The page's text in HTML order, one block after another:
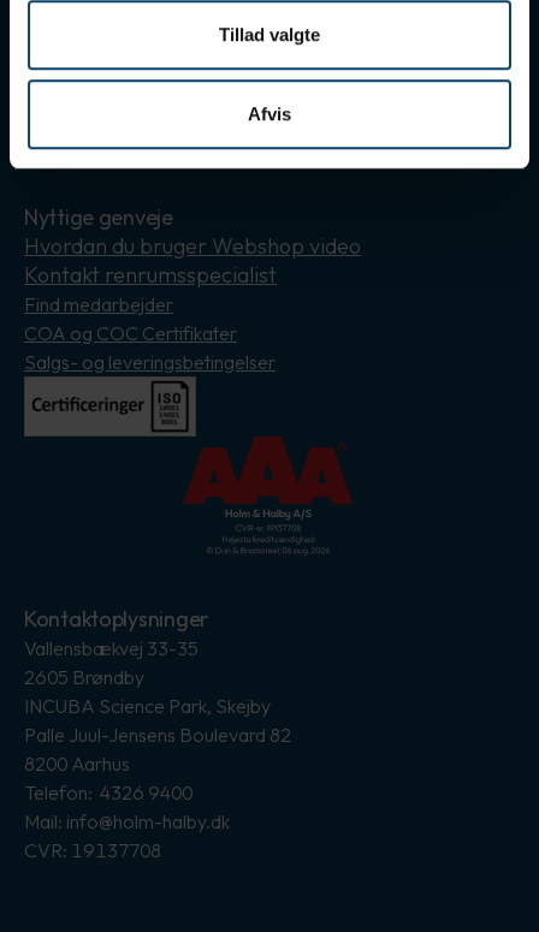
Tillad valgte
Afvis
Hold dig orienteret omkring Holm & Halby på de sociale
medier
Nyttige genveje
Hvordan du bruger Webshop video
Kontakt renrumsspecialist
Find medarbejder
COA og COC Certifikater
Salgs- og leveringsbetingelser
Kontaktoplysninger
Vallensbækvej 33-35
2605 Brøndby
INCUBA Science Park, Skejby
Palle Juul-Jensens Boulevard 82
8200 Aarhus
Telefon: 4326 9400
Mail: info@holm-halby.dk
CVR: 19137708